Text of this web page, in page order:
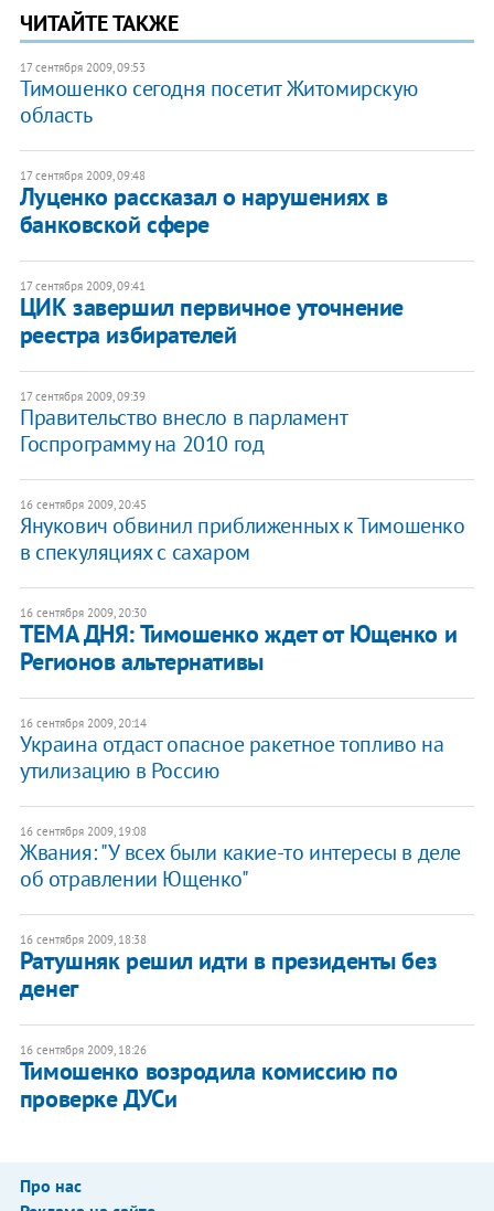
ЧИТАЙТЕ ТАКЖЕ
17 сентября 2009, 09:53
Тимошенко сегодня посетит Житомирскую
область
17 сентября 2009, 09:48
Луценко рассказал о нарушениях в
банковской сфере
17 сентября 2009, 09:41
ЦИК завершил первичное уточнение
реестра избирателей
17 сентября 2009, 09:39
Правительство внесло в парламент
Госпрограмму на 2010 год
16 сентября 2009, 20:45
Янукович обвинил приближенных к Тимошенко
в спекуляциях с сахаром
16 сентября 2009, 20:30
ТЕМА ДНЯ: Тимошенко ждет от Ющенко и
Регионов альтернативы
16 сентября 2009, 20:14
Украина отдаст опасное ракетное топливо на
утилизацию в Россию
16 сентября 2009, 19:08
Жвания: "У всех были какие-то интересы в деле
об отравлении Ющенко"
16 сентября 2009, 18:38
Ратушняк решил идти в президенты без
денег
16 сентября 2009, 18:26
Тимошенко возродила комиссию по
проверке ДУСи
Про нас